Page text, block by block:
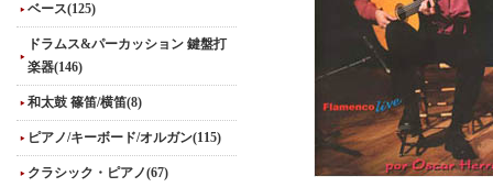
ベース(125)
ドラムス&パーカッション 鍵盤打
楽器(146)
和太鼓 篠笛/横笛(8)
ピアノ/キーボード/オルガン(115)
クラシック・ピアノ(67)